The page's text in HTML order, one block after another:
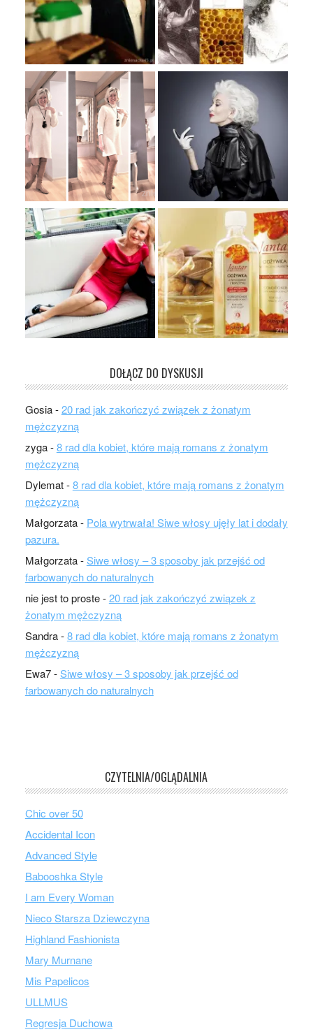
DOŁĄCZ DO DYSKUSJI
Gosia-20 rad jak zakończyć związek z żonatym
mężczyzną
zyga-8 rad dla kobiet, które mają romans z żonatym
mężczyzną
Dylemat-8 rad dla kobiet, które mają romans z żonatym
mężczyzną
Małgorzata- Pola wytrwała! Siwe włosy ujęły lat i dodały
pazura.
Małgorzata-Siwe włosy – 3 sposoby jak przejść od
farbowanych do naturalnych
nie jest to proste-20 rad jak zakończyć związek z
żonatym mężczyzną
Sandra-8 rad dla kobiet, które mają romans z żonatym
mężczyzną
Ewa7-Siwe włosy – 3 sposoby jak przejść od
farbowanych do naturalnych
CZYTELNIA/OGLĄDALNIA
Chic over 50
Accidental Icon
Advanced Style
Babooshka Style
I am Every Woman
Nieco Starsza Dziewczyna
Highland Fashionista
Mary Murnane
Mis Papelicos
ULLMUS
Regresja Duchowa